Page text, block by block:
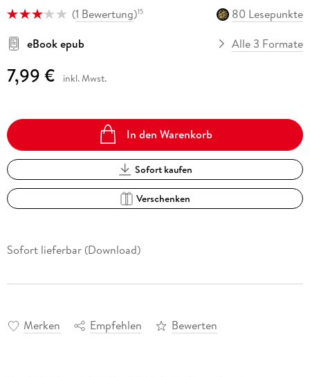
(1 Bewertung)15
80 Lesepunkte
eBook epub
Alle 3 Formate
7,99 € inkl. Mwst.
In den Warenkorb
Sofort kaufen
Verschenken
Sofort lieferbar (Download)
Merken Empfehlen Bewerten